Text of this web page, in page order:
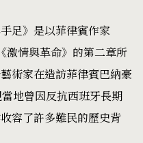
足》是以菲律賓作家
激情與革命》的第二章所
術家在造訪菲律賓巴納豪
地曾因反抗西班牙長期
容了許多難民的歷史背